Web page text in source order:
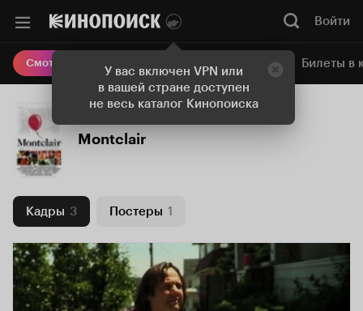
У вас включен VPN или
в вашей стране доступен
не весь каталог Кинопоиска
Войти
Смотреть кино Онлайн-кинотеатр Билеты в
Montclair
Кадры 3 Постеры 1